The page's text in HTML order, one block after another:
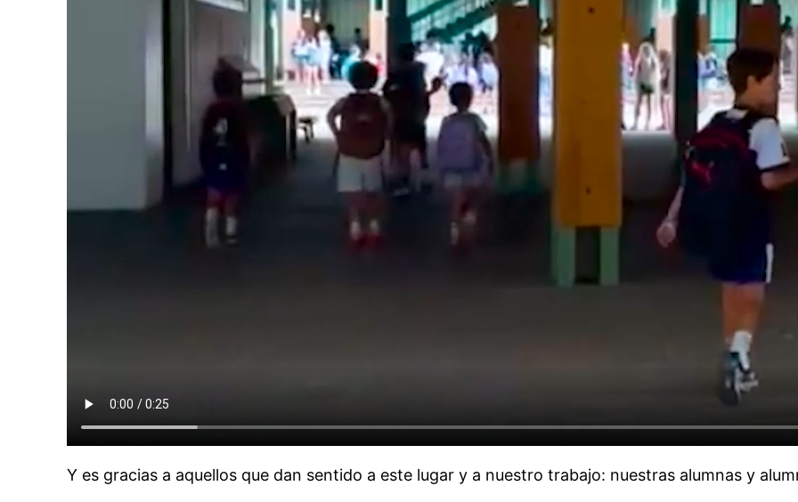
Y es gracias a aquellos que dan sentido a este lugar y a nuestro trabajo: nuestras alumnas y